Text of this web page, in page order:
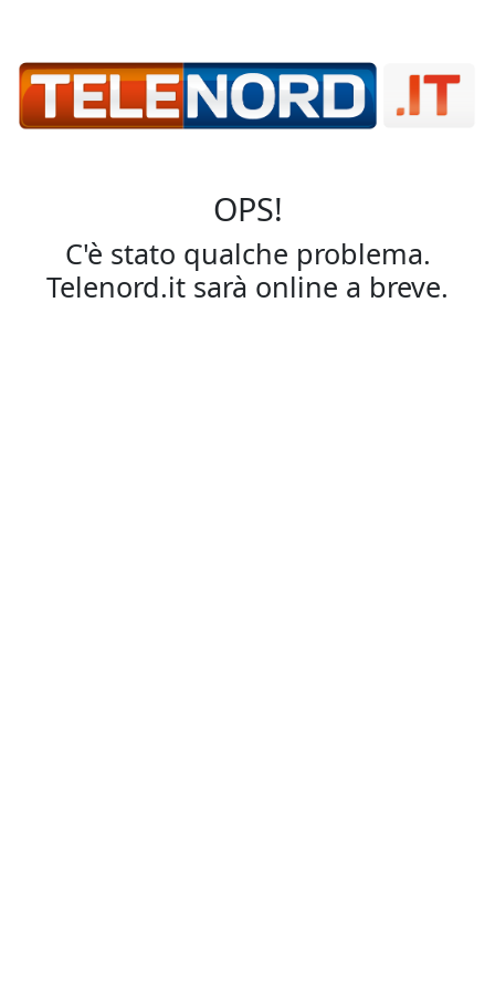
OPS!
C'è stato qualche problema.
Telenord.it sarà online a breve.